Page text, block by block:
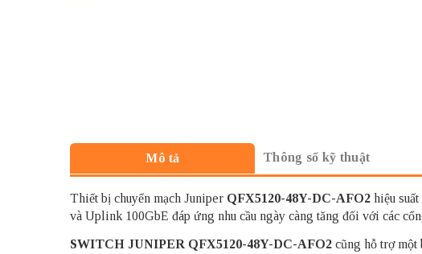
Mô tả Thông số kỹ thuật
Thiết bị chuyển mạch Juniper QFX5120-48Y-DC-AFO2 hiệu
và Uplink 100GbE đáp ứng nhu cầu ngày càng tăng đối với các
SWITCH JUNIPER QFX5120-48Y-DC-AFO2 cũng hỗ trợ một